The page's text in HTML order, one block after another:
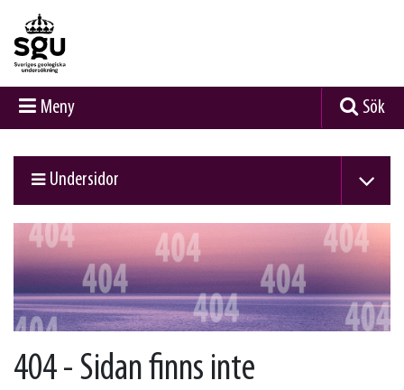
Meny Sök
Undersidor
404 - Sidan finns inte